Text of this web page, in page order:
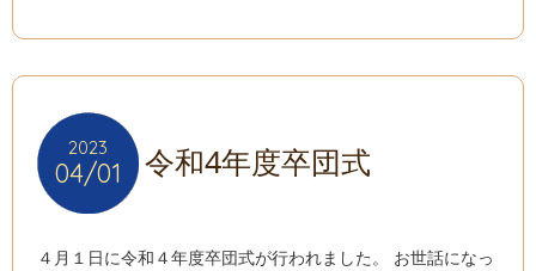
2023
04/01
2023
04/01 令和4年度卒団式
４月１日に令和４年度卒団式が行われました。 お世話になっ